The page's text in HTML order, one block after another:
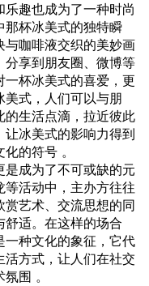
趣也成为了一种时尚
那杯冰美式的独特瞬
与咖啡液交织的美妙画
分享到朋友圈、微博等
杯冰美式的喜爱，更
美式，人们可以与朋
的生活点滴，拉近彼此
冰美式的影响力得到
的符号 。
成为了不可或缺的元
活动中，主办方往往
艺术、交流思想的同
舒适。在这样的场合
一种文化的象征，它代
方式，让人们在社交
围 。